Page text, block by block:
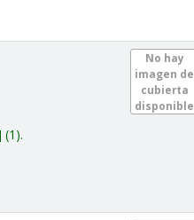
No hay
imagen de
cubierta
disponible
(1).